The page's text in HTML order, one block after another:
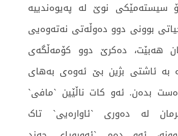
سیستەمێکی نوێ لە پەیوەندییە
بوونی دوو دەوڵەتی نەتەوەیی
هەبێت، دەکرێ دوو کۆمەڵگەی
بە ئاشتی بژین بێ ئەوەی بەهای
بدەن. ئەو کات ناڵێین `مافی`
لە دەوری `ئاوارەیی` تاک